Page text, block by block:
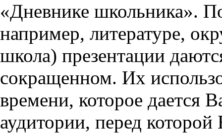
«Дневнике школьника».
например, литературе,
школа) презентации
сокращенном. Их
времени, которое дается
аудитории, перед